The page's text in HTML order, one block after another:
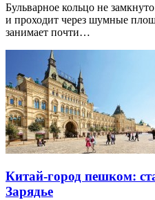
Бульварное кольцо не
и проходит через шумные
занимает почти…
Китай-город пешком:
Зарядье